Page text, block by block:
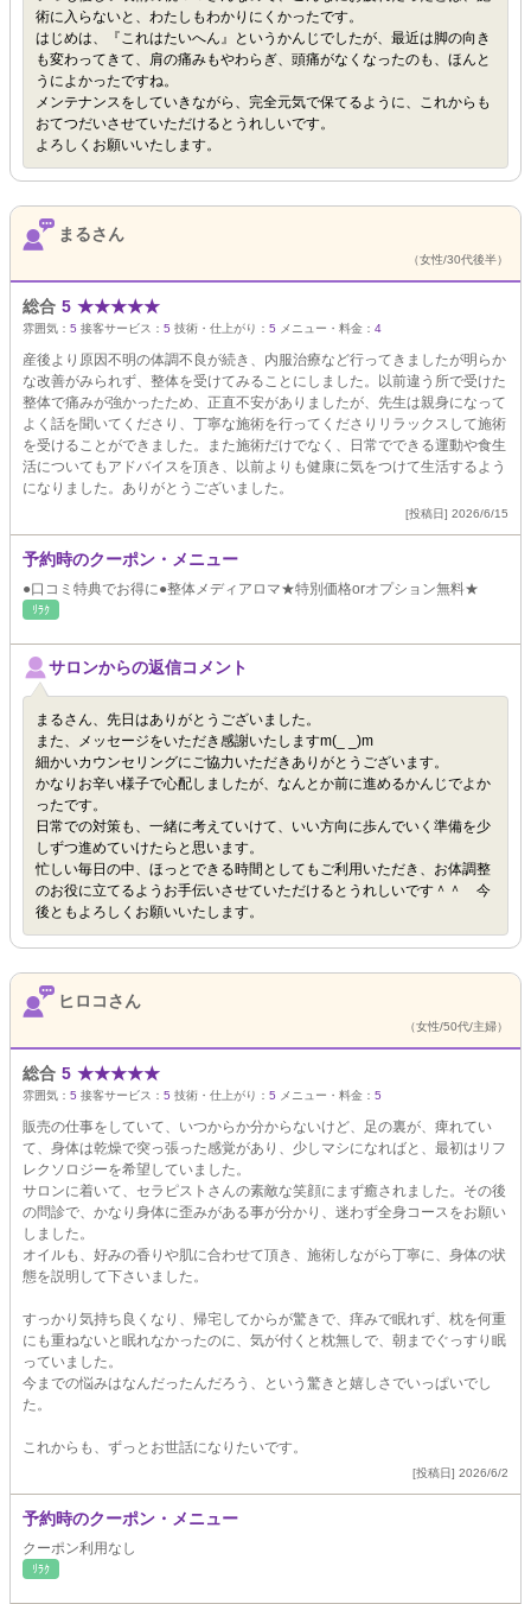
術に入らないと、わたしもわかりにくかったです。
はじめは、『これはたいへん』というかんじでしたが、最近は脚の向き
も変わってきて、肩の痛みもやわらぎ、頭痛がなくなったのも、ほんと
うによかったですね。
メンテナンスをしていきながら、完全元気で保てるように、これからも
おてつだいさせていただけるとうれしいです。
よろしくお願いいたします。
まるさん
（女性/30代後半）
総合 5 ★★★★★
雰囲気： 5 接客サービス： 5 技術・仕上がり： 5 メニュー・料金： 4
産後より原因不明の体調不良が続き、内服治療など行ってきましたが明らか
な改善がみられず、整体を受けてみることにしました。以前違う所で受けた
整体で痛みが強かったため、正直不安がありましたが、先生は親身になって
よく話を聞いてくださり、丁寧な施術を行ってくださりリラックスして施術
を受けることができました。また施術だけでなく、日常でできる運動や食生
活についてもアドバイスを頂き、以前よりも健康に気をつけて生活するよう
になりました。ありがとうございました。
[投稿日] 2026/6/15
予約時のクーポン・メニュー
●口コミ特典でお得に●整体メディアロマ★特別価格orオプション無料★
ﾘﾗｸ
サロンからの返信コメント
まるさん、先日はありがとうございました。
また、メッセージをいただき感謝いたしますm(_ _)m
細かいカウンセリングにご協力いただきありがとうございます。
かなりお辛い様子で心配しましたが、なんとか前に進めるかんじでよか
ったです。
日常での対策も、一緒に考えていけて、いい方向に歩んでいく準備を少
しずつ進めていけたらと思います。
忙しい毎日の中、ほっとできる時間としてもご利用いただき、お体調整
のお役に立てるようお手伝いさせていただけるとうれしいです＾＾ 今
後ともよろしくお願いいたします。
ヒロコさん
（女性/50代/主婦）
総合 5 ★★★★★
雰囲気： 5 接客サービス： 5 技術・仕上がり： 5 メニュー・料金： 5
販売の仕事をしていて、いつからか分からないけど、足の裏が、痺れてい
て、身体は乾燥で突っ張った感覚があり、少しマシになればと、最初はリフ
レクソロジーを希望していました。
サロンに着いて、セラピストさんの素敵な笑顔にまず癒されました。その後
の問診で、かなり身体に歪みがある事が分かり、迷わず全身コースをお願い
しました。
オイルも、好みの香りや肌に合わせて頂き、施術しながら丁寧に、身体の状
態を説明して下さいました。
すっかり気持ち良くなり、帰宅してからが驚きで、痒みで眠れず、枕を何重
にも重ねないと眠れなかったのに、気が付くと枕無しで、朝までぐっすり眠
っていました。
今までの悩みはなんだったんだろう、という驚きと嬉しさでいっぱいでし
た。
これからも、ずっとお世話になりたいです。
[投稿日] 2026/6/2
予約時のクーポン・メニュー
クーポン利用なし
ﾘﾗｸ